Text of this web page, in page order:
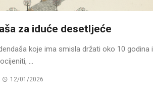
za iduće desetljeće
koje ima smisla držati oko 10 godina i
...
12/01/2026